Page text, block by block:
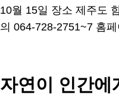
10월 15일 장소 제주도
의 064-728-2751~7 홈
자연이 인간에